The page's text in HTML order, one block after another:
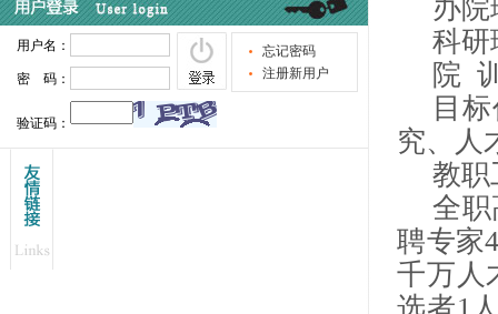
办
科研
院
目
究、人
教职
全
聘专家4
千万人